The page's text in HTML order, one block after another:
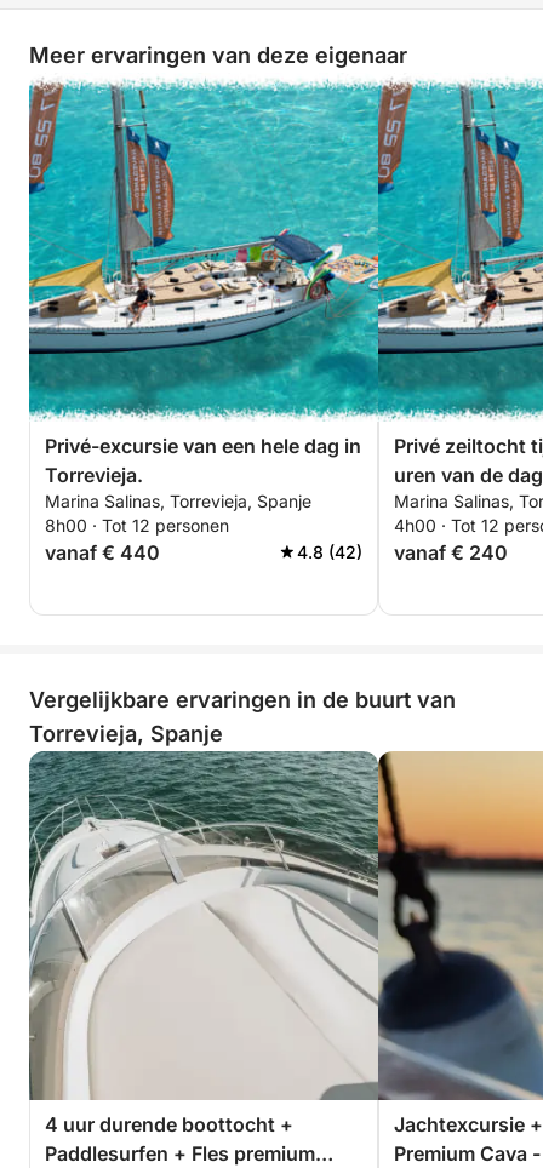
-------------------------------
-------------------------------
Meer ervaringen van deze eigenaar
Privé-excursie van een hele dag in
Torrevieja.
Marina Salinas, Torrevieja, Spanje
8h00 · Tot 12 personen
vanaf € 440 4.8 (42)
Privé zeiltocht
uren van de
Marina Salinas,
4h00 · Tot 12
vanaf € 240
Vergelijkbare ervaringen in de buurt van
Torrevieja, Spanje
4 uur durende boottocht +
Paddlesurfen + Fles premium
Jachtexcursie
Premium Cava